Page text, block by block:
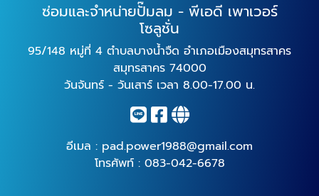
ซ่อมและจำหน่ายปั๊มลม - พีเอดี เพาเวอร์
โซลูชั่น
95/148 หมู่ที่ 4 ตำบลบางน้ำจืด อำเภอเมืองสมุทรสาคร
สมุทรสาคร 74000
วันจันทร์ - วันเสาร์ เวลา 8.00-17.00 น.
อีเมล : pad.power1988@gmail.com
โทรศัพท์ : 083-042-6678